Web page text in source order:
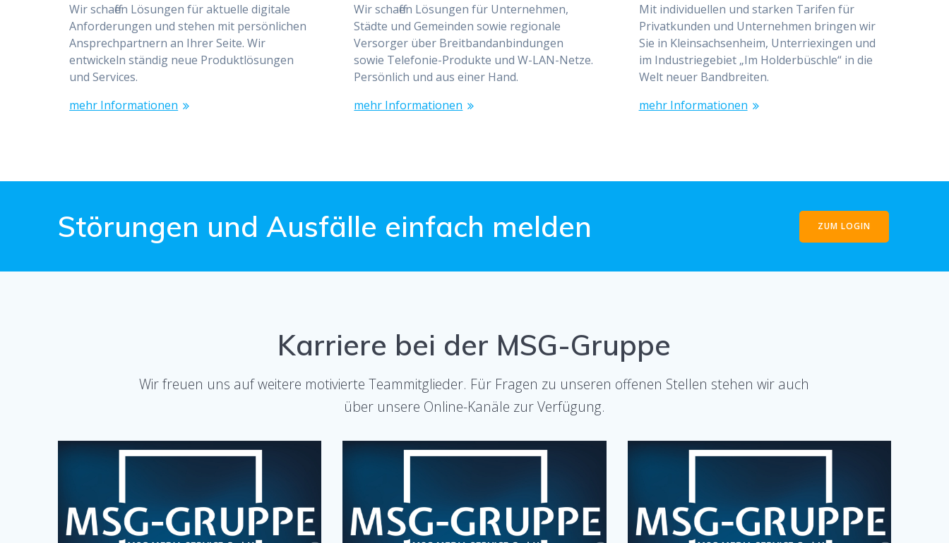
Wir schaffen Lösungen für aktuelle digitale
Anforderungen und stehen mit persönlichen
Ansprechpartnern an Ihrer Seite. Wir
entwickeln ständig neue Produktlösungen
und Services.
mehr Informationen
Wir schaffen Lösungen für Unternehmen,
Städte und Gemeinden sowie regionale
Versorger über Breitbandanbindungen
sowie Telefonie-Produkte und W-LAN-Netze.
Persönlich und aus einer Hand.
mehr Informationen
Mit individuellen und starken Tarifen für
Privatkunden und Unternehmen bringen wir
Sie in Kleinsachsenheim, Unterriexingen und
im Industriegebiet „Im Holderbüschle“ in die
Welt neuer Bandbreiten.
mehr Informationen
Störungen und Ausfälle einfach melden ZUM LOGIN
Karriere bei der MSG-Gruppe
Wir freuen uns auf weitere motivierte Teammitglieder. Für Fragen zu unseren offenen Stellen stehen wir auch
über unsere Online-Kanäle zur Verfügung.